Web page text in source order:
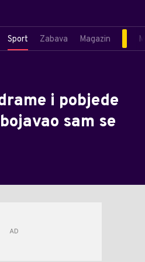
Sport Zabava Magazin
i pobjede
sam se